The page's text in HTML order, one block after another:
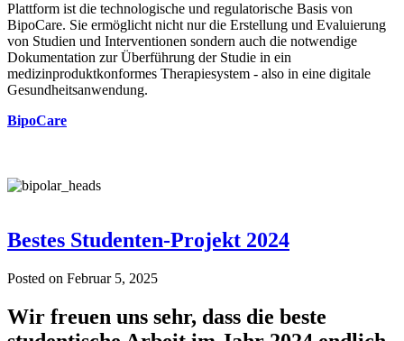
Plattform ist die technologische und regulatorische Basis von
BipoCare. Sie ermöglicht nicht nur die Erstellung und Evaluierung
von Studien und Interventionen sondern auch die notwendige
Dokumentation zur Überführung der Studie in ein
medizinproduktkonformes Therapiesystem - also in eine digitale
Gesundheitsanwendung.
BipoCare
Bestes Studenten-Projekt 2024
Posted on Februar 5, 2025
Wir freuen uns sehr, dass die beste